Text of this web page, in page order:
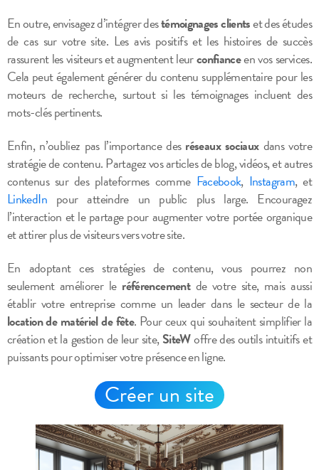
En outre, envisagez d’intégrer destémoignages clientset des études
de cas sur votre site. Les avis positifs et les histoires de succès
rassurent les visiteurs et augmentent leurconfianceen vos services.
Cela peut également générer du contenu supplémentaire pour les
moteurs de recherche, surtout si les témoignages incluent des
mots-clés pertinents.
Enfin, n’oubliez pas l’importance des réseaux sociauxdans votre
stratégie de contenu. Partagez vos articles de blog, vidéos, et autres
contenus sur des plateformes comme Facebook, Instagram, et
LinkedInpour atteindre un public plus large. Encouragez
l’interaction et le partage pour augmenter votre portée organique
et attirer plus de visiteurs vers votre site.
En adoptant ces stratégies de contenu, vous pourrez non
seulement améliorer le référencementde votre site, mais aussi
établir votre entreprise comme un leader dans le secteur de la
location de matériel de fête. Pour ceux qui souhaitent simplifier la
création et la gestion de leur site,SiteWoffre des outils intuitifs et
puissants pour optimiser votre présence en ligne.
Créer un site